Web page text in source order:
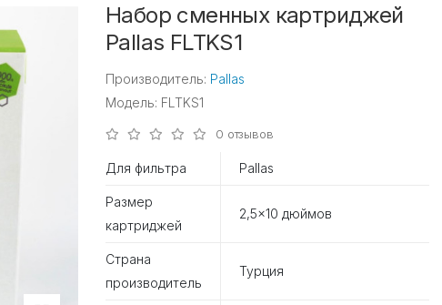
Набор сменных картриджей
Pallas FLTKS1
Производитель: Pallas
Модель: FLTKS1
0 отзывов
Для фильтра Pallas
Размер
картриджей
2,5×10 дюймов
Страна
производитель
Турция